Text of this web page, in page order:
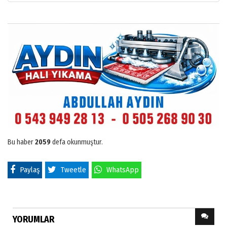
Bu haber2059defa okunmuştur.
Paylaş Tweetle WhatsApp
YORUMLAR